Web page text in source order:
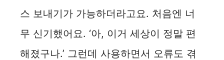
스 보내기가 가능하더라고요. 처음엔 너
무 신기했어요. ‘아, 이거 세상이 정말 편
해졌구나.’ 그런데 사용하면서 오류도 겪